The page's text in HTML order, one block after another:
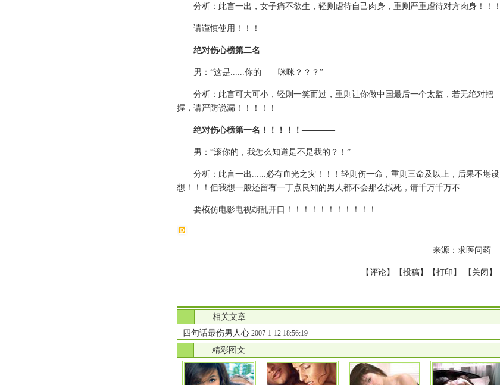
分析：此言一出，女子痛不欲生，轻则虐待自己肉身，重则严重虐待对方肉身！！！
请谨慎使用！！！
绝对伤心榜第二名——
男：“这是......你的——咪咪？？？”
分析：此言可大可小，轻则一笑而过，重则让你做中国最后一个太监，若无绝对把
握，请严防说漏！！！！！
绝对伤心榜第一名！！！！！————
男：“滚你的，我怎么知道是不是我的？！”
分析：此言一出......必有血光之灾！！！轻则伤一命，重则三命及以上，后果不堪设
想！！！但我想一般还留有一丁点良知的男人都不会那么找死，请千万千万不
要模仿电影电视胡乱开口！！！！！！！！！！！
来源：求医问药
【评论】【投稿】【打印 】 【 关闭 】
相关文章
四句话最伤男人心 2007-1-12 18:56:19
精彩图文